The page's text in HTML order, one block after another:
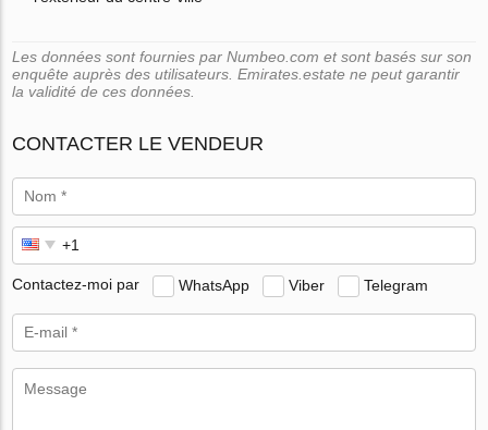
Les données sont fournies par Numbeo.com et sont basés sur son
enquête auprès des utilisateurs. Emirates.estate ne peut garantir
la validité de ces données.
CONTACTER LE VENDEUR
Contactez-moi par WhatsApp Viber Telegram